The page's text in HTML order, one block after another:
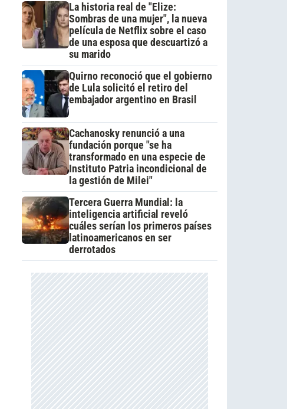
La historia real de "Elize:
Sombras de una mujer", la nueva
película de Netflix sobre el caso
de una esposa que descuartizó a
su marido
Quirno reconoció que el gobierno
de Lula solicitó el retiro del
embajador argentino en Brasil
Cachanosky renunció a una
fundación porque "se ha
transformado en una especie de
Instituto Patria incondicional de
la gestión de Milei"
Tercera Guerra Mundial: la
inteligencia artificial reveló
cuáles serían los primeros países
latinoamericanos en ser
derrotados